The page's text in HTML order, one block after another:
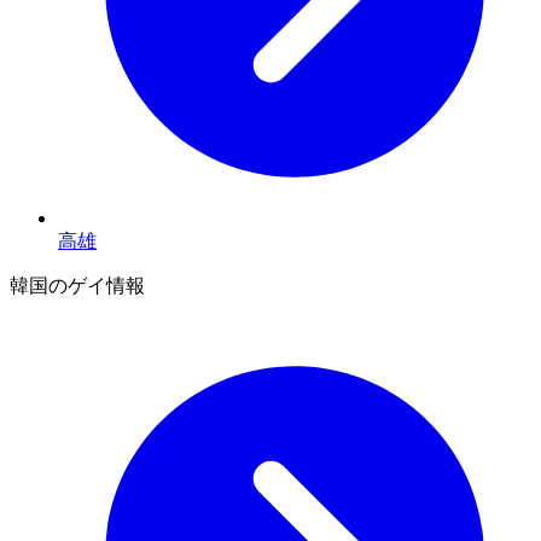
高雄
韓国のゲイ情報